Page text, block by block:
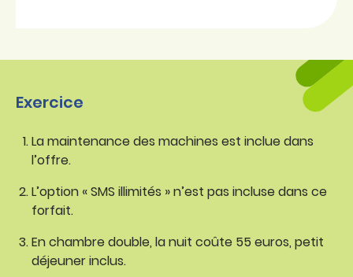
Exercice
La maintenance des machines est inclue dans
l’offre.
L’option « SMS illimités » n’est pas incluse dans ce
forfait.
En chambre double, la nuit coûte 55 euros, petit
déjeuner inclus.